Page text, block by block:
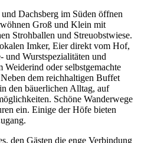
Dachsberg im Süden öffnen
Groß und Klein mit
Strohballen und Streuobstwiese.
Imker, Eier direkt vom Hof,
und Wurstspezialitäten und
oder selbstgemachte
dem reichhaltigen Buffet
den bäuerlichen Alltag, auf
Schöne Wanderwege
ein. Einige der Höfe bieten
den Gästen die enge Verbindung